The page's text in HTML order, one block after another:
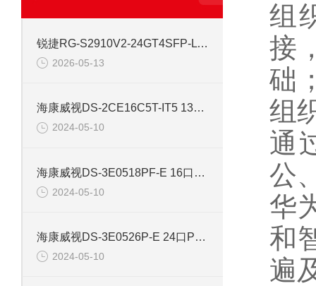
锐捷RG-S2910V2-24GT4SFP-L 24口网管千兆交换机
2026-05-13
海康威视DS-2CE16C5T-IT5 130万红外高清同轴交换机
2024-05-10
海康威视DS-3E0518PF-E 16口智能POE千兆交换机
2024-05-10
海康威视DS-3E0526P-E 24口POE千兆智能交换机
2024-05-10
组
接
础
组
通
公
华
和
遍